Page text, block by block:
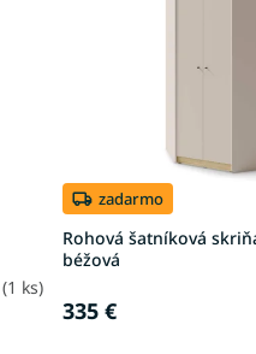
(1 ks)
zadarmo
Rohová šatníková
béžová
335 €